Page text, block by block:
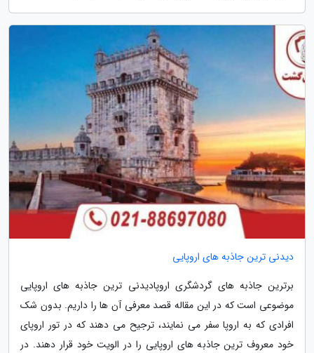
دیدنی ترین جاذبه های اروپایی
برترین جاذبه های گردشگری اروپادیدنی ترین جاذبه های اروپایی
موضوعی است که در این مقاله قصد معرفی آن ها را داریم. بدون شک
افرادی که به اروپا سفر می نمایند، ترجیح می دهند که در تور اروپای
خود معروف ترین جاذبه های اروپایی را در الویت خود قرار دهند. در